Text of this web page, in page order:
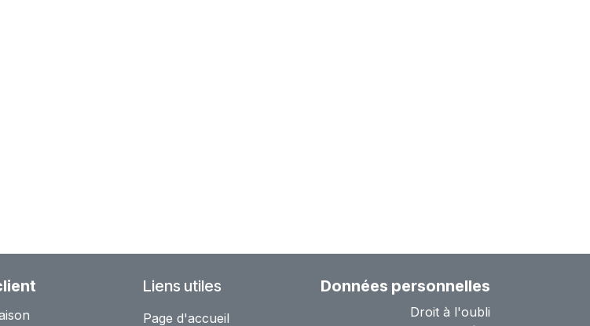
Données personnelles
Droit à l'oubli
Liens utiles
Page d'accueil